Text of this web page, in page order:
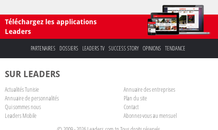
Téléchargez les applications
Leaders
PARTENAIRES DOSSIERS LEADERS TV SUCCESS STORY OPINIONS TENDANCE
SUR LEADERS
Actualités Tunisie
Annuaire des entreprises
Annuaire de personnalités
Plan du site
Qui sommes nous
Contact
Leaders Mobile
Abonnez-vous au mensuel